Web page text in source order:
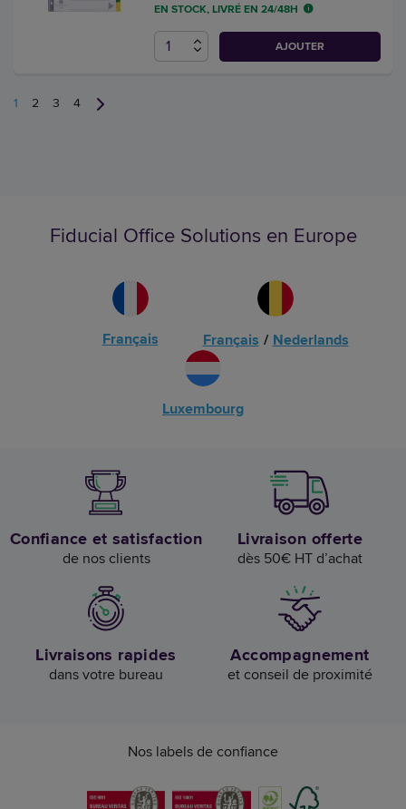
EN STOCK, LIVRÉ EN 24/48H
AJOUTER
1 2 3 4
Fiducial Office Solutions en Europe
Français Français / Nederlands
Luxembourg
Confiance et satisfaction
de nos clients
Livraison offerte
dès 50€ HT d’achat
Livraisons rapides
dans votre bureau
Accompagnement
et conseil de proximité
Nos labels de confiance